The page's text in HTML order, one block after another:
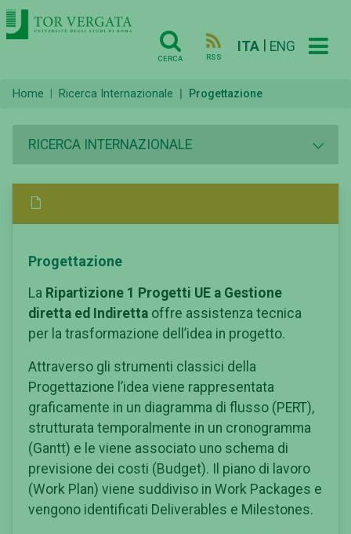
CERCA RSS
ITA ENG
Home Ricerca Internazionale Progettazione
RICERCA INTERNAZIONALE
Progettazione
La Ripartizione 1 Progetti UE a Gestione
diretta ed Indiretta offre assistenza tecnica
per la trasformazione dell’idea in progetto.
Attraverso gli strumenti classici della
Progettazione l’idea viene rappresentata
graficamente in un diagramma di flusso (PERT),
strutturata temporalmente in un cronogramma
(Gantt) e le viene associato uno schema di
previsione dei costi (Budget). Il piano di lavoro
(Work Plan) viene suddiviso in Work Packages e
vengono identificati Deliverables e Milestones.